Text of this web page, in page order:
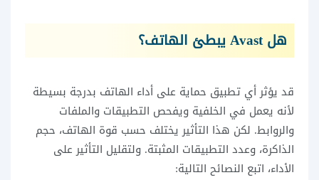
هل Avast يبطئ الهاتف؟
قد يؤثر أي تطبيق حماية على أداء الهاتف بدرجة بسيطة
لأنه يعمل في الخلفية ويفحص التطبيقات والملفات
والروابط. لكن هذا التأثير يختلف حسب قوة الهاتف، حجم
الذاكرة، وعدد التطبيقات المثبتة. ولتقليل التأثير على
الأداء، اتبع النصائح التالية: